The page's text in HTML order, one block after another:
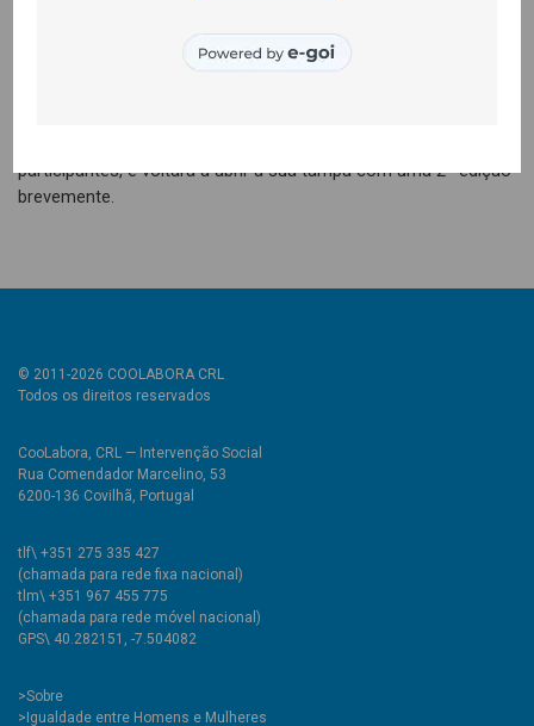
e a pedido das famílias participantes na primeira, criaram-se
detergentes e sabonetes naturais.
participantes, e voltará a abrir a sua tampa com uma 2ª edição
brevemente.
© 2011-2026 COOLABORA CRL
Todos os direitos reservados
CooLabora, CRL — Intervenção Social
Rua Comendador Marcelino, 53
6200-136 Covilhã, Portugal
tlf\ +351 275 335 427
(chamada para rede fixa nacional)
tlm\ +351 967 455 775
(chamada para rede móvel nacional)
GPS\ 40.282151, -7.504082
>Sobre
>Igualdade entre Homens e Mulheres